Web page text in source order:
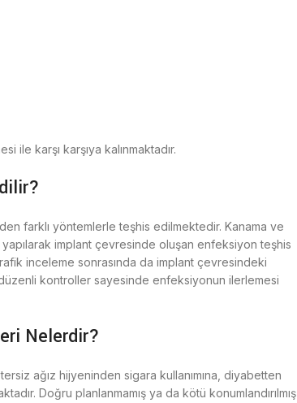
karşı karşıya kalınmaktadır.
farklı yöntemlerle teşhis edilmektedir. Kanama ve
implant çevresinde oluşan enfeksiyon teşhis
inceleme sonrasında da implant çevresindeki
kontroller sayesinde enfeksiyonun ilerlemesi
Nelerdir?
ağız hijyeninden sigara kullanımına, diyabetten
Doğru planlanmamış ya da kötü konumlandırılmış